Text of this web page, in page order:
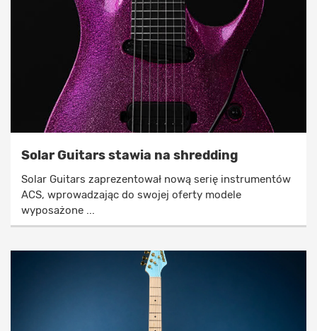
Solar Guitars stawia na shredding
Solar Guitars zaprezentował nową serię instrumentów
ACS, wprowadzając do swojej oferty modele
wyposażone ...